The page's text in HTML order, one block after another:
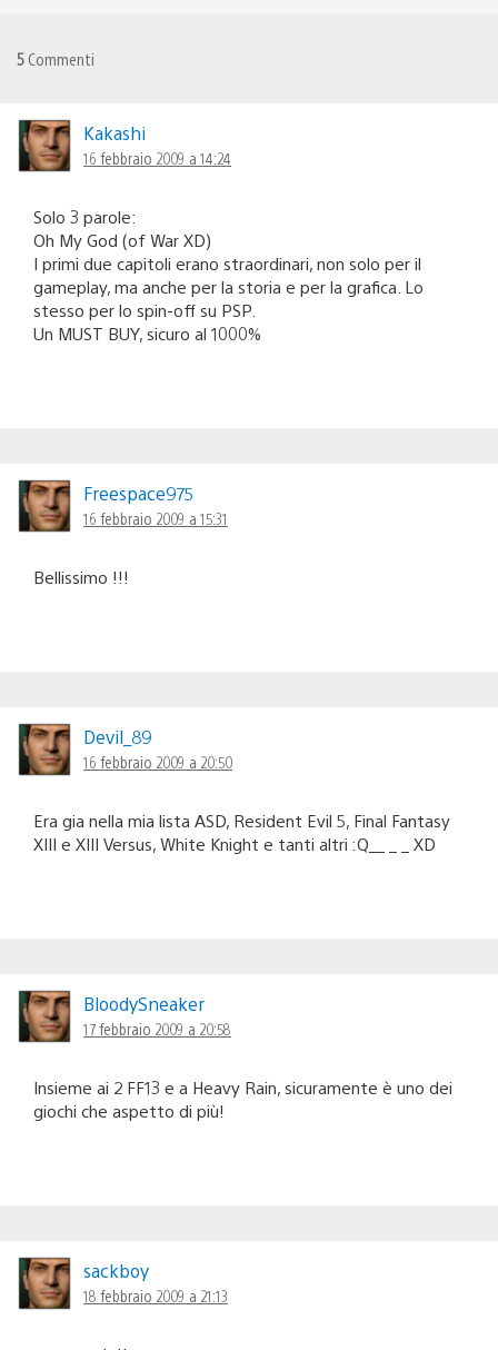
5 Commenti
Kakashi
16 febbraio 2009 a 14:24
Solo 3 parole:
Oh My God (of War XD)
I primi due capitoli erano straordinari, non solo per il
gameplay, ma anche per la storia e per la grafica. Lo
stesso per lo spin-off su PSP.
Un MUST BUY, sicuro al 1000%
Freespace975
16 febbraio 2009 a 15:31
Bellissimo !!!
Devil_89
16 febbraio 2009 a 20:50
Era gia nella mia lista ASD, Resident Evil 5, Final Fantasy
XIII e XIII Versus, White Knight e tanti altri :Q__ _ _ XD
BloodySneaker
17 febbraio 2009 a 20:58
Insieme ai 2 FF13 e a Heavy Rain, sicuramente è uno dei
giochi che aspetto di più!
sackboy
18 febbraio 2009 a 21:13